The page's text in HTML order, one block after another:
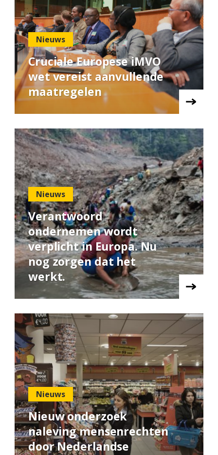
Nieuws
Cruciale Europese iMVO
wet vereist aanvullende
maatregelen
Nieuws
Verantwoord
ondernemen wordt
verplicht in Europa. Nu
nog zorgen dat het
werkt.
Nieuws
Nieuw onderzoek
naleving mensenrechten
door Nederlandse